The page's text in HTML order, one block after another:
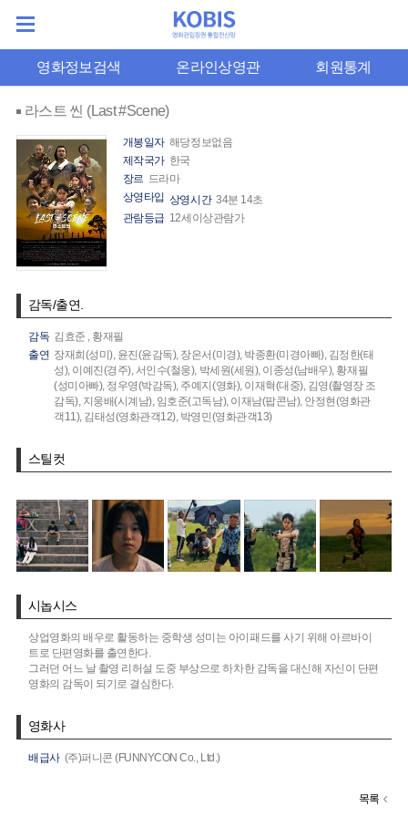
영화정보검색 온라인상영관 회원통계
라스트 씬 (Last #Scene)
개봉일자 해당정보없음
제작국가 한국
장르 드라마
상영타입 상영시간 34분 14초
관람등급 12세이상관람가
감독/출연.
감독 김효준 , 황재필
출연 장재희(성미), 윤진(윤감독), 장은서(미경), 박종환(미경아빠), 김정한(태
성), 이예진(경주), 서인수(철웅), 박세원(세원), 이종성(남배우), 황재필
(성미아빠), 정우영(박감독), 주예지(영화), 이재혁(대중), 김영(촬영장 조
감독), 지웅배(시계남), 임호준(고독남), 이재남(팝콘남), 안정현(영화관
객11), 김태성(영화관객12), 박영민(영화관객13)
스틸컷
시놉시스
상업영화의 배우로 활동하는 중학생 성미는 아이패드를 사기 위해 아르바이
트로 단편영화를 출연한다.
그러던 어느 날 촬영 리허설 도중 부상으로 하차한 감독을 대신해 자신이 단편
영화의 감독이 되기로 결심한다.
영화사
배급사 (주)퍼니콘 (FUNNYCON Co., Ltd.)
목록